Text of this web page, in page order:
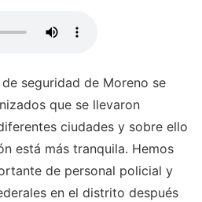
seguridad de Moreno se
que se llevaron
ciudades y sobre ello
está más tranquila. Hemos
de personal policial y
en el distrito después